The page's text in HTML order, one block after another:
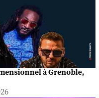
à Grenoble,